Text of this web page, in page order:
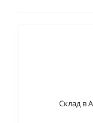
Склад в